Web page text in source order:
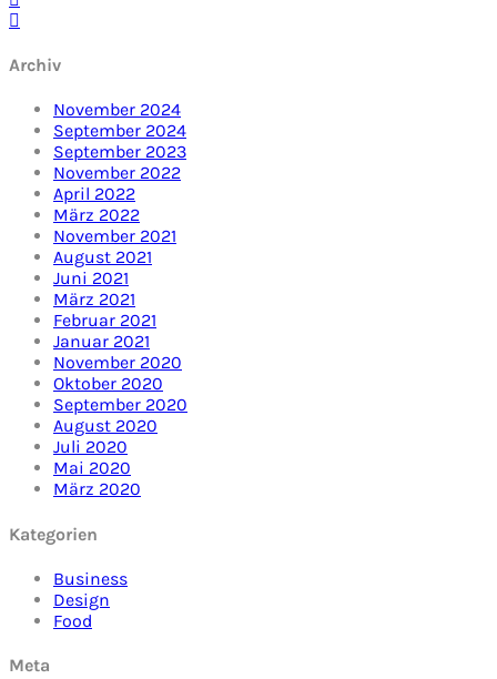
Archiv
November 2024
September 2024
September 2023
November 2022
April 2022
März 2022
November 2021
August 2021
Juni 2021
März 2021
Februar 2021
Januar 2021
November 2020
Oktober 2020
September 2020
August 2020
Juli 2020
Mai 2020
März 2020
Kategorien
Business
Design
Food
Meta